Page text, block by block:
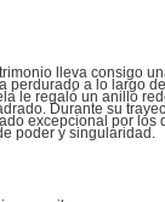
lleva consigo
perdurado a lo largo
le regaló un anillo
Durante su
excepcional por los
poder y singularidad.